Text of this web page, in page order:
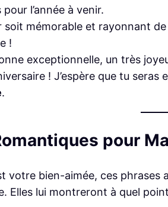
l’année à venir.
soit mémorable et rayonnant
!
exceptionnelle, un très
! J’espère que tu seras
.
pour
votre bien-aimée, ces
Elles lui montreront à quel